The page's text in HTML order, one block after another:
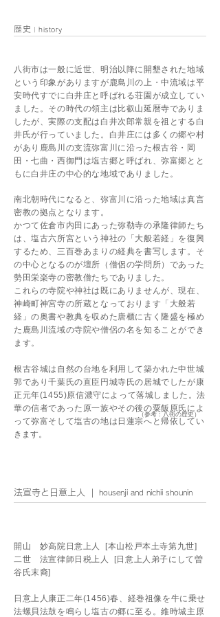
歴史 history
八街市は一般に近世、明治以降に開墾された地域
という印象がありますが鹿島川の上・中流域は平
安時代すでに白井庄と呼ばれる荘園が成立してい
ました。その時代の領主は比叡山延暦寺でありま
したが、実際の支配は白井次郎常親を祖とする白
井氏が行っていました。白井庄には多くの郷や村
があり鹿島川の支流弥富川に沿った根古谷・岡
田・七曲・西御門は塩古郷と呼ばれ、弥富郷とと
もに白井庄の中心的な地域でありました。
南北朝時代になると、弥富川に沿った地域は真言
密教の拠点となります。
かつて佐倉市内田にあった弥勒寺の承隆律師たち
は、塩古六所宮という神社の「大般若経」を復興
するため、三百巻あまりの経典を書写します。そ
の中心となるのが壇所（僧侶の学問所）であった
勢田栄楽寺の密教僧たちでありました。
これらの寺院や神社は既にありませんが、現在、
神崎町神宮寺の所蔵となっております「大般若
経」の奥書や教典を収めた唐櫃に古く隆盛を極め
た鹿島川流域の寺院や僧侶の名を知ることができ
ます。
根古谷城は自然の台地を利用して築かれた中世城
郭であり千葉氏の直臣円城寺氏の居城でしたが康
正元年(1455)原信濃守によって落城しました。法
華の信者であった原一族やその後の粟飯原氏によ
って弥富そして塩古の地は日蓮宗へと帰依してい
きます。
開山 妙高院日意上人 [本山松戸本土寺第九世]
二世 法宣律師日税上人 [日意上人弟子にして曽
谷氏末裔]
日意上人康正二年(1456)春、経巻祖像を牛に乗せ
法螺貝法鼓を鳴らし塩古の郷に至る。維時城主原
法宣寺と日意上人 ｜ housenji and nichii ​ shounin
​（参考：八街の歴史）